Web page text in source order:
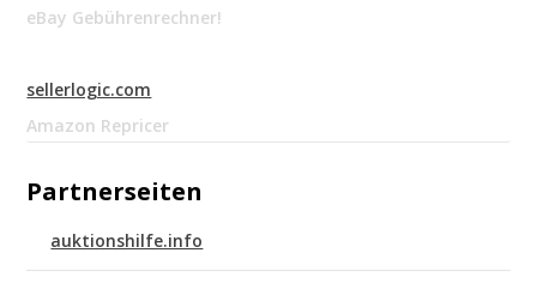
eBay Gebührenrechner!
sellerlogic.com
Amazon Repricer
Partnerseiten
auktionshilfe.info